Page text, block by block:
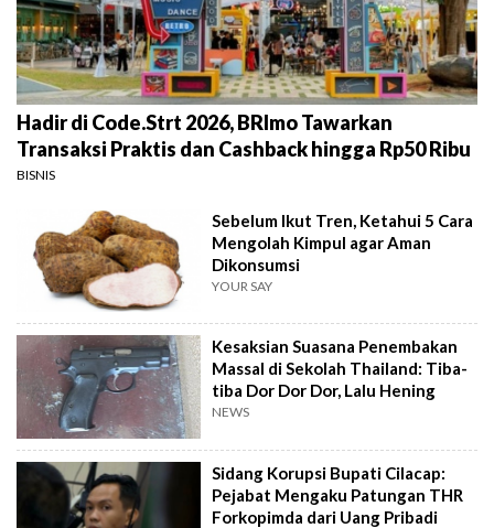
Hadir di Code.Strt 2026, BRImo Tawarkan
Transaksi Praktis dan Cashback hingga Rp50 Ribu
BISNIS
Sebelum Ikut Tren, Ketahui 5 Cara
Mengolah Kimpul agar Aman
Dikonsumsi
YOUR SAY
Kesaksian Suasana Penembakan
Massal di Sekolah Thailand: Tiba-
tiba Dor Dor Dor, Lalu Hening
NEWS
Sidang Korupsi Bupati Cilacap:
Pejabat Mengaku Patungan THR
Forkopimda dari Uang Pribadi